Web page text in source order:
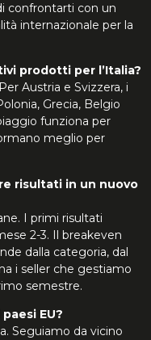
confrontarti con un
internazionale per la
prodotti per l’Italia?
Austria e Svizzera, i
Grecia, Belgio
funziona per
meglio per
risultati in un nuovo
I primi risultati
2-3. Il breakeven
dalla categoria, dal
i seller che gestiamo
semestre.
EU?
Seguiamo da vicino